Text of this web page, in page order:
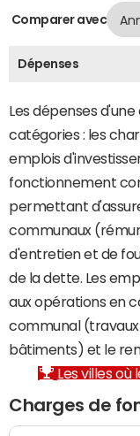
Comparer avec
Dépenses
Les dépenses
catégories : les
emplois
fonctionnement
permettant
communaux
d'entretien et de
de la dette. Les
aux opérations en
communal
bâtiments) et le
Les villes où
Charges de